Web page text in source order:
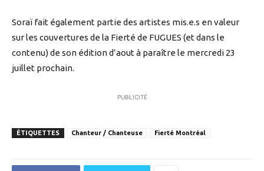
Soraï fait également partie des artistes mis.e.s en valeur
sur les couvertures de la Fierté de FUGUES (et dans le
contenu) de son édition d’aout à paraître le mercredi 23
juillet prochain.
PUBLICITÉ
ÉTIQUETTES Chanteur / Chanteuse Fierté Montréal